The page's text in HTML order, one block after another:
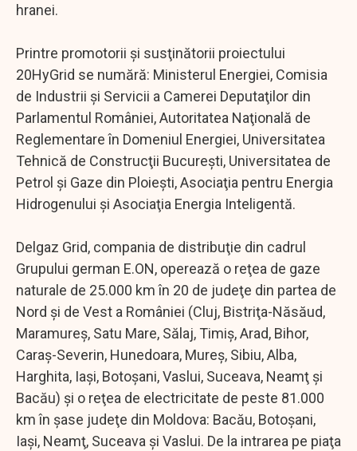
hranei.
Printre promotorii şi susţinătorii proiectului
20HyGrid se numără: Ministerul Energiei, Comisia
de Industrii şi Servicii a Camerei Deputaţilor din
Parlamentul României, Autoritatea Naţională de
Reglementare în Domeniul Energiei, Universitatea
Tehnică de Construcţii Bucureşti, Universitatea de
Petrol şi Gaze din Ploieşti, Asociaţia pentru Energia
Hidrogenului şi Asociaţia Energia Inteligentă.
Delgaz Grid, compania de distribuţie din cadrul
Grupului german E.ON, operează o reţea de gaze
naturale de 25.000 km în 20 de judeţe din partea de
Nord şi de Vest a României (Cluj, Bistriţa-Năsăud,
Maramureş, Satu Mare, Sălaj, Timiş, Arad, Bihor,
Caraş-Severin, Hunedoara, Mureş, Sibiu, Alba,
Harghita, Iaşi, Botoşani, Vaslui, Suceava, Neamţ şi
Bacău) şi o reţea de electricitate de peste 81.000
km în şase judeţe din Moldova: Bacău, Botoşani,
Iaşi, Neamţ, Suceava şi Vaslui. De la intrarea pe piaţa